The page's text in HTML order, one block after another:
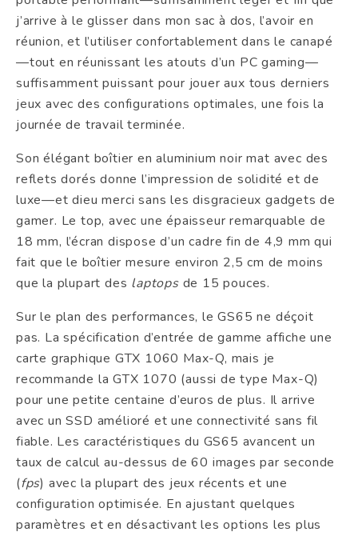
j’arrive à le glisser dans mon sac à dos, l’avoir en
réunion, et l’utiliser confortablement dans le canapé
—tout en réunissant les atouts d’un PC gaming—
suffisamment puissant pour jouer aux tous derniers
jeux avec des configurations optimales, une fois la
journée de travail terminée.
Son élégant boîtier en aluminium noir mat avec des
reflets dorés donne l’impression de solidité et de
luxe—et dieu merci sans les disgracieux gadgets de
gamer. Le top, avec une épaisseur remarquable de
18 mm, l’écran dispose d’un cadre fin de 4,9 mm qui
fait que le boîtier mesure environ 2,5 cm de moins
que la plupart des laptopsde 15 pouces.
Sur le plan des performances, le GS65 ne déçoit
pas. La spécification d’entrée de gamme affiche une
carte graphique GTX 1060 Max-Q, mais je
recommande la GTX 1070 (aussi de type Max-Q)
pour une petite centaine d’euros de plus. Il arrive
avec un SSD amélioré et une connectivité sans fil
fiable. Les caractéristiques du GS65 avancent un
taux de calcul au-dessus de 60 images par seconde
(fps) avec la plupart des jeux récents et une
configuration optimisée. En ajustant quelques
paramètres et en désactivant les options les plus